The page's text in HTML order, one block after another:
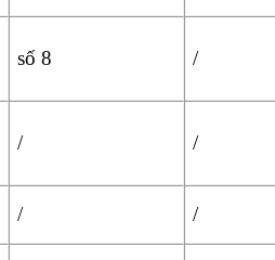
số 8 /
/ /
/ /